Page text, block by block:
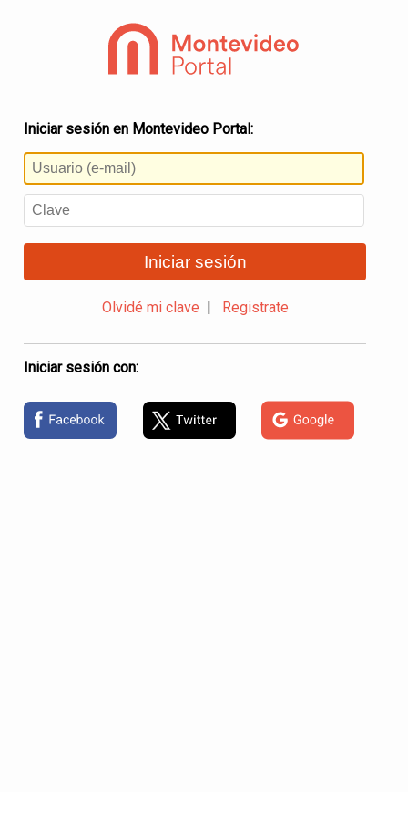
Iniciar sesión en Montevideo Portal:
Iniciar sesión
Olvidé mi clave Registrate
Iniciar sesión con: